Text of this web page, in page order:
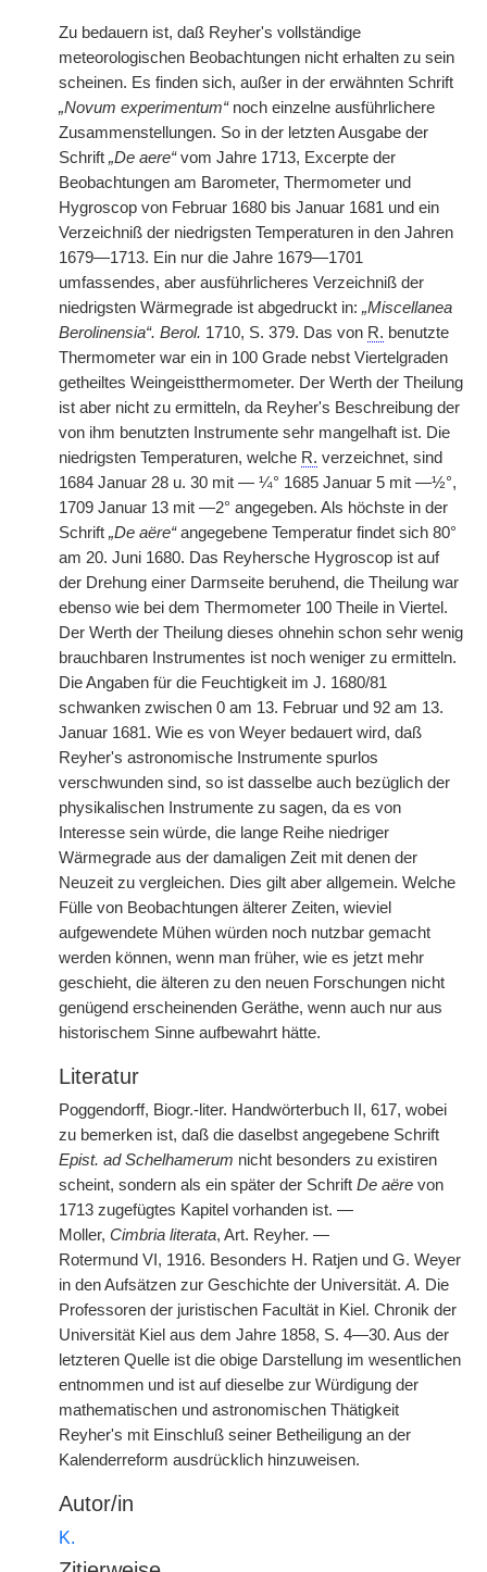
Zu bedauern ist, daß Reyher's vollständige
meteorologischen Beobachtungen nicht erhalten zu sein
scheinen. Es finden sich, außer in der erwähnten Schrift
„Novum experimentum“noch einzelne ausführlichere
Zusammenstellungen. So in der letzten Ausgabe der
Schrift „De aere“vom Jahre 1713, Excerpte der
Beobachtungen am Barometer, Thermometer und
Hygroscop von Februar 1680 bis Januar 1681 und ein
Verzeichniß der niedrigsten Temperaturen in den Jahren
1679—1713. Ein nur die Jahre 1679—1701
umfassendes, aber ausführlicheres Verzeichniß der
niedrigsten Wärmegrade ist abgedruckt in: „Miscellanea
Berolinensia“. Berol. 1710, S. 379. Das von R. benutzte
Thermometer war ein in 100 Grade nebst Viertelgraden
getheiltes Weingeistthermometer. Der Werth der Theilung
ist aber nicht zu ermitteln, da Reyher's Beschreibung der
von ihm benutzten Instrumente sehr mangelhaft ist. Die
niedrigsten Temperaturen, welche R. verzeichnet, sind
1684 Januar 28 u. 30 mit — ¼° 1685 Januar 5 mit —½°,
1709 Januar 13 mit —2° angegeben. Als höchste in der
Schrift „De aëre“angegebene Temperatur findet sich 80°
am 20. Juni 1680. Das Reyhersche Hygroscop ist auf
der Drehung einer Darmseite beruhend, die Theilung war
ebenso wie bei dem Thermometer 100 Theile in Viertel.
Der Werth der Theilung dieses ohnehin schon sehr wenig
brauchbaren Instrumentes ist noch weniger zu ermitteln.
Die Angaben für die Feuchtigkeit im J. 1680/81
schwanken zwischen 0 am 13. Februar und 92 am 13.
Januar 1681. Wie es von Weyer bedauert wird, daß
Reyher's astronomische Instrumente spurlos
verschwunden sind, so ist dasselbe auch bezüglich der
physikalischen Instrumente zu sagen, da es von
Interesse sein würde, die lange Reihe niedriger
Wärmegrade aus der damaligen Zeit mit denen der
Neuzeit zu vergleichen. Dies gilt aber allgemein. Welche
Fülle von Beobachtungen älterer Zeiten, wieviel
aufgewendete Mühen würden noch nutzbar gemacht
werden können, wenn man früher, wie es jetzt mehr
geschieht, die älteren zu den neuen Forschungen nicht
genügend erscheinenden Geräthe, wenn auch nur aus
historischem Sinne aufbewahrt hätte.
Literatur
Poggendorff, Biogr.-liter. Handwörterbuch II, 617, wobei
zu bemerken ist, daß die daselbst angegebene Schrift
Epist. ad Schelhamerum nicht besonders zu existiren
scheint, sondern als ein später der Schrift De aëre von
1713 zugefügtes Kapitel vorhanden ist. —
Moller, Cimbria literata, Art. Reyher. —
Rotermund VI, 1916. Besonders H. Ratjen und G. Weyer
in den Aufsätzen zur Geschichte der Universität. A. Die
Professoren der juristischen Facultät in Kiel. Chronik der
Universität Kiel aus dem Jahre 1858, S. 4—30. Aus der
letzteren Quelle ist die obige Darstellung im wesentlichen
entnommen und ist auf dieselbe zur Würdigung der
mathematischen und astronomischen Thätigkeit
Reyher's mit Einschluß seiner Betheiligung an der
Kalenderreform ausdrücklich hinzuweisen.
Autor/in
K.